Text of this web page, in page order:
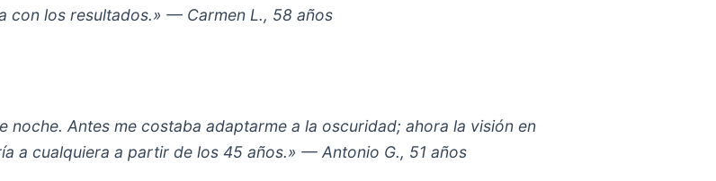
con los resultados.» — Carmen L., 58 años
Antes me costaba adaptarme a la oscuridad; ahora la visión en
a cualquiera a partir de los 45 años.» — Antonio G., 51 años